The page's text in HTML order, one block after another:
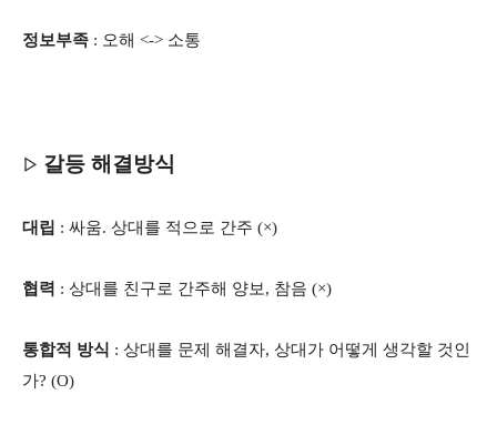
정보부족 : 오해 <-> 소통
▷ 갈등 해결방식
대립 : 싸움. 상대를 적으로 간주 (×)
협력 : 상대를 친구로 간주해 양보, 참음 (×)
통합적 방식 : 상대를 문제 해결자, 상대가 어떻게 생각할 것인
가? (O)